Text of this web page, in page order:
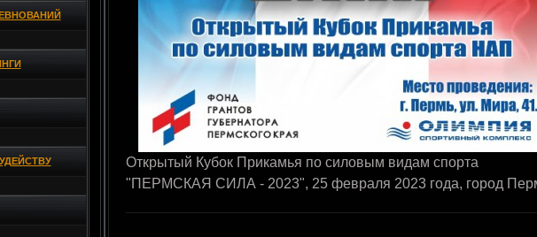
Открытый Кубок Прикамья по силовым видам спорта
"ПЕРМСКАЯ СИЛА - 2023", 25 февраля 2023 года, город